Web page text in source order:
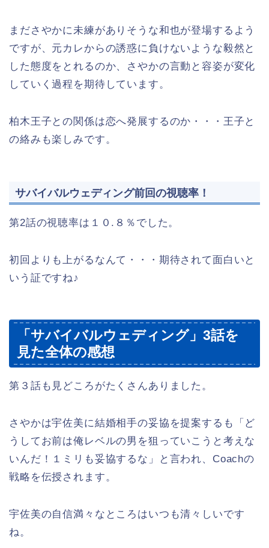
まださやかに未練がありそうな和也が登場するよう
ですが、元カレからの誘惑に負けないような毅然と
した態度をとれるのか、さやかの言動と容姿が変化
していく過程を期待しています。
柏木王子との関係は恋へ発展するのか・・・王子と
の絡みも楽しみです。
サバイバルウェディング前回の視聴率！
第2話の視聴率は１０.８％でした。
初回よりも上がるなんて・・・期待されて面白いと
いう証ですね♪
「サバイバルウェディング」3話を
見た全体の感想
第３話も見どころがたくさんありました。
さやかは宇佐美に結婚相手の妥協を提案するも「ど
うしてお前は俺レベルの男を狙っていこうと考えな
いんだ！１ミリも妥協するな」と言われ、Coachの
戦略を伝授されます。
宇佐美の自信満々なところはいつも清々しいです
ね。